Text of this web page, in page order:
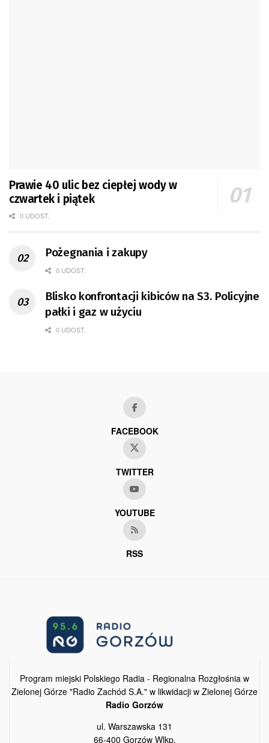
Prawie 40 ulic bez ciepłej wody w
czwartek i piątek
0 UDOST.
Pożegnania i zakupy
0 UDOST.
Blisko konfrontacji kibiców na S3. Policyjne
pałki i gaz w użyciu
0 UDOST.
FACEBOOK
TWITTER
YOUTUBE
RSS
Program miejski Polskiego Radia - Regionalna Rozgłośnia w
Zielonej Górze "Radio Zachód S.A." w likwidacji w Zielonej Górze
Radio Gorzów
ul. Warszawska 131
66-400 Gorzów Wlkp.